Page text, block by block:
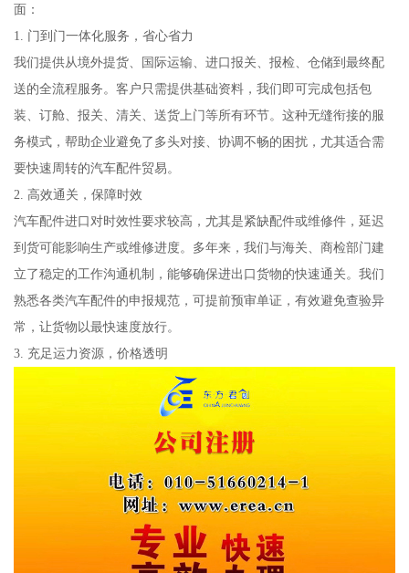
面：
1. 门到门一体化服务，省心省力
我们提供从境外提货、国际运输、进口报关、报检、仓储到最终配
送的全流程服务。客户只需提供基础资料，我们即可完成包括包
装、订舱、报关、清关、送货上门等所有环节。这种无缝衔接的服
务模式，帮助企业避免了多头对接、协调不畅的困扰，尤其适合需
要快速周转的汽车配件贸易。
2. 高效通关，保障时效
汽车配件进口对时效性要求较高，尤其是紧缺配件或维修件，延迟
到货可能影响生产或维修进度。多年来，我们与海关、商检部门建
立了稳定的工作沟通机制，能够确保进出口货物的快速通关。我们
熟悉各类汽车配件的申报规范，可提前预审单证，有效避免查验异
常，让货物以最快速度放行。
3. 充足运力资源，价格透明